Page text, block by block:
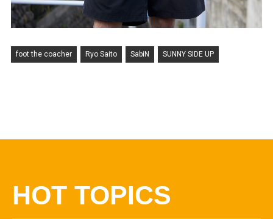
foot the coacher Ryo Saito SabiN SUNNY SIDE UP
HOT TOPICS